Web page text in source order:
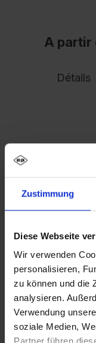
Zustimmung
Diese Webseite
Wir verwenden
personalisieren,
zu können und die
analysieren.
Verwendung
soziale Medien,
A partir
Détails
Description
Vestiaire noir et
rangement
Plus